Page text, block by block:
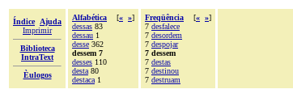
Índice
Ajuda
Imprimir
Biblioteca
IntraText
Èulogos
Alfabética [« »]
dessas 83
dessau 1
desse 362
dessem 7
desses 110
desta 80
destaca 1
Freqüência [« »]
7 desfalece
7 desordem
7 despojar
7 dessem
7 destas
7 destinou
7 destruam